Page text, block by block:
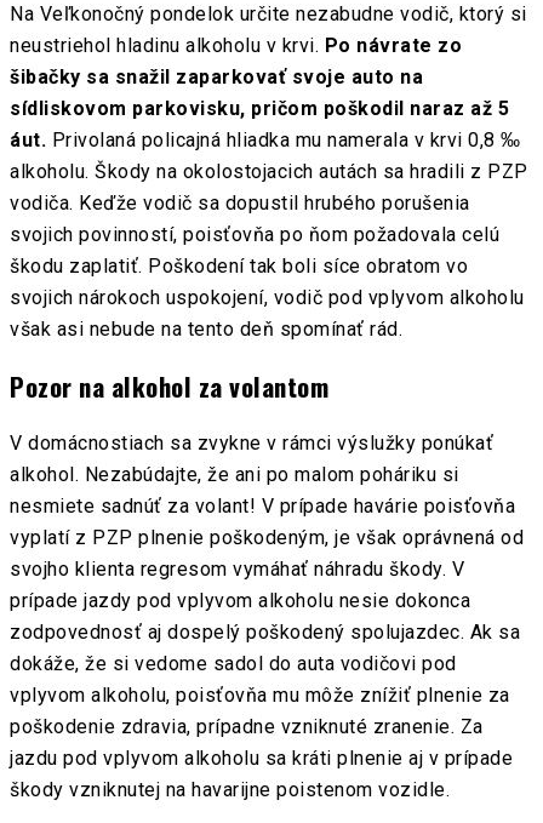
Na Veľkonočný pondelok určite nezabudne vodič, ktorý si
neustriehol hladinu alkoholu v krvi. Po návrate zo
šibačky sa snažil zaparkovať svoje auto na
sídliskovom parkovisku, pričom poškodil naraz až 5
áut. Privolaná policajná hliadka mu namerala v krvi 0,8 ‰
alkoholu. Škody na okolostojacich autách sa hradili z PZP
vodiča. Keďže vodič sa dopustil hrubého porušenia
svojich povinností, poisťovňa po ňom požadovala celú
škodu zaplatiť. Poškodení tak boli síce obratom vo
svojich nárokoch uspokojení, vodič pod vplyvom alkoholu
však asi nebude na tento deň spomínať rád.
Pozor na alkohol za volantom
V domácnostiach sa zvykne v rámci výslužky ponúkať
alkohol. Nezabúdajte, že ani po malom poháriku si
nesmiete sadnúť za volant! V prípade havárie poisťovňa
vyplatí z PZP plnenie poškodeným, je však oprávnená od
svojho klienta regresom vymáhať náhradu škody. V
prípade jazdy pod vplyvom alkoholu nesie dokonca
zodpovednosť aj dospelý poškodený spolujazdec. Ak sa
dokáže, že si vedome sadol do auta vodičovi pod
vplyvom alkoholu, poisťovňa mu môže znížiť plnenie za
poškodenie zdravia, prípadne vzniknuté zranenie. Za
jazdu pod vplyvom alkoholu sa kráti plnenie aj v prípade
škody vzniknutej na havarijne poistenom vozidle.